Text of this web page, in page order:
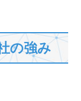
の強み